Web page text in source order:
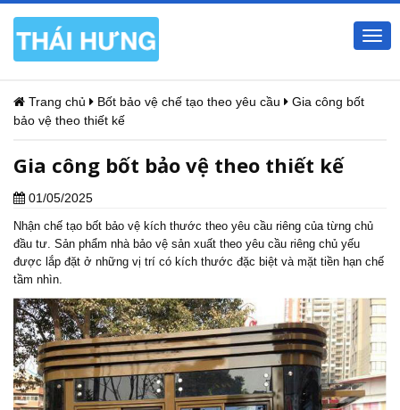
Trang chủ Bốt bảo vệ chế tạo theo yêu cầu
Gia công bốt
bảo vệ theo thiết kế
Gia công bốt bảo vệ theo thiết kế
01/05/2025
Nhận chế tạo bốt bảo vệ kích thước theo yêu cầu riêng của từng chủ
đầu tư. Sản phẩm nhà bảo vệ sản xuất theo yêu cầu riêng chủ yếu
được lắp đặt ở những vị trí có kích thước đặc biệt và mặt tiền hạn chế
tầm nhìn.